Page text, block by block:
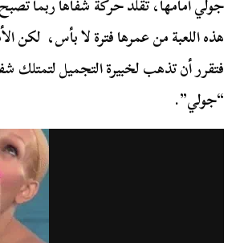
هذه اللعبة من عمرها فترة لا بأس، لكن
فتقرر أن تذهب لخبيرة التجميل لتمتلك
“جولي”.